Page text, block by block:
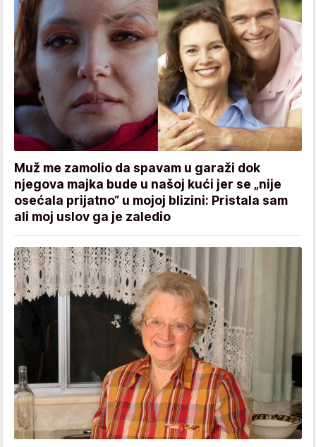
Muž me zamolio da spavam u garaži dok
njegova majka bude u našoj kući jer se „nije
osećala prijatno“ u mojoj blizini: Pristala sam
ali moj uslov ga je zaledio